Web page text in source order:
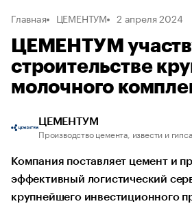
Главная ЦЕМЕНТУМ 2 апреля 2024
ЦЕМЕНТУМ
строительстве
молочного
ЦЕМЕНТУМ
Производство цемента, извести и гипса
Компания поставляет цемент и
эффективный логистический
крупнейшего инвестиционного